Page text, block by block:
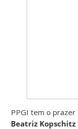
PPGI tem o
Beatriz Kopschitz